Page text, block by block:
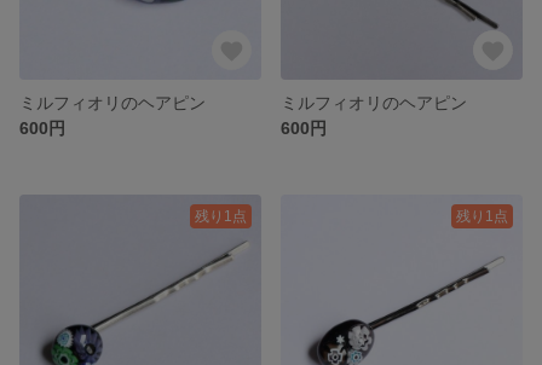
ミルフィオリのヘアピン
600円
ミルフィオリのヘアピン
600円
残り1点 残り1点